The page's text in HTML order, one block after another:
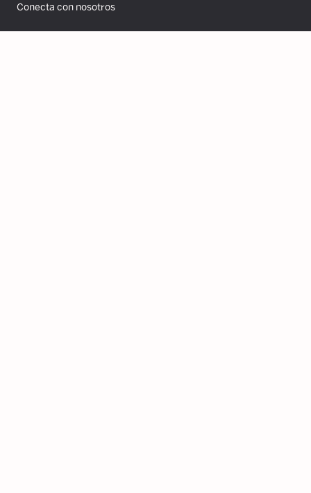
Conecta con nosotros